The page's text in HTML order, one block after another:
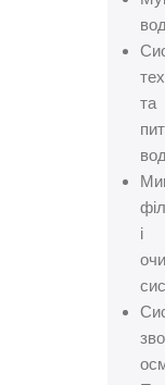
та
і